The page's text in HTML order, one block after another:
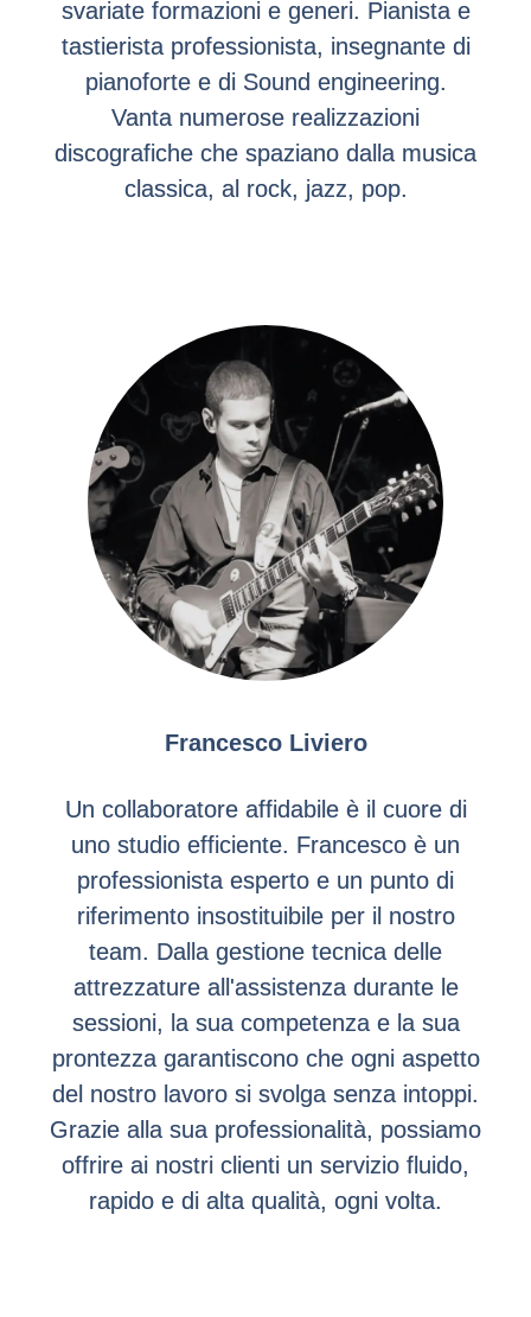
svariate formazioni e generi. Pianista e
tastierista professionista, insegnante di
pianoforte e di Sound engineering.
Vanta numerose realizzazioni
discografiche che spaziano dalla musica
classica, al rock, jazz, pop.
Francesco Liviero
Un collaboratore affidabile è il cuore di
uno studio efficiente. Francesco è un
professionista esperto e un punto di
riferimento insostituibile per il nostro
team. Dalla gestione tecnica delle
attrezzature all'assistenza durante le
sessioni, la sua competenza e la sua
prontezza garantiscono che ogni aspetto
del nostro lavoro si svolga senza intoppi.
Grazie alla sua professionalità, possiamo
offrire ai nostri clienti un servizio fluido,
rapido e di alta qualità, ogni volta.